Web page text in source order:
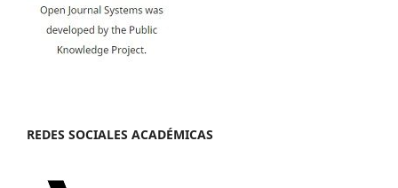
REDES SOCIALES ACADÉMICAS